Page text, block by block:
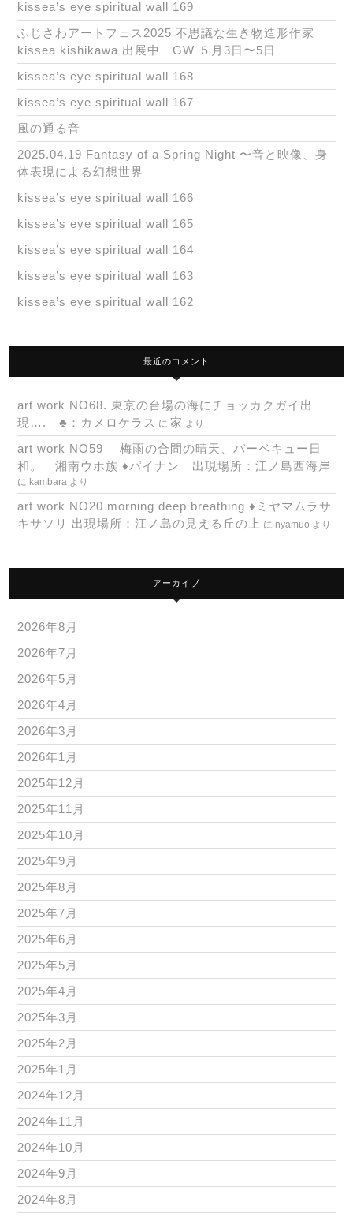
kissea’s eye spiritual wall 169
ふじさわアートフェス2025 不思議な生き物造形作家
kissea kishikawa 出展中 GW ５月3日〜5日
kissea’s eye spiritual wall 168
kissea’s eye spiritual wall 167
風の通る音
2025.04.19 Fantasy of a Spring Night 〜音と映像、身
体表現による幻想世界
kissea’s eye spiritual wall 166
kissea’s eye spiritual wall 165
kissea’s eye spiritual wall 164
kissea’s eye spiritual wall 163
kissea’s eye spiritual wall 162
最近のコメント
art work NO68. 東京の台場の海にチョッカクガイ出
現…. ♣：カメロケラス に 家 より
art work NO59 梅雨の合間の晴天、バーベキュー日
和。 湘南ウホ族 ♦パイナン 出現場所：江ノ島西海岸
に kambara より
art work NO20 morning deep breathing ♦ミヤマムラサ
キサソリ 出現場所：江ノ島の見える丘の上 に nyamuo より
アーカイブ
2026年8月
2026年7月
2026年5月
2026年4月
2026年3月
2026年1月
2025年12月
2025年11月
2025年10月
2025年9月
2025年8月
2025年7月
2025年6月
2025年5月
2025年4月
2025年3月
2025年2月
2025年1月
2024年12月
2024年11月
2024年10月
2024年9月
2024年8月